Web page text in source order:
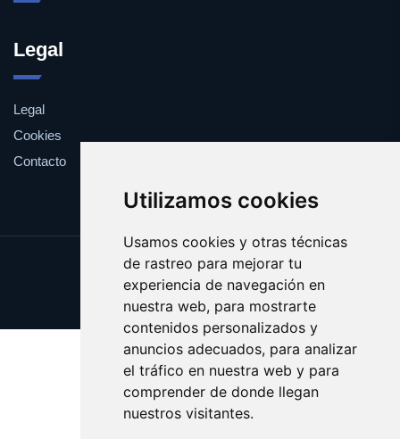
Utilizamos cookies
Usamos cookies y otras técnicas
de rastreo para mejorar tu
experiencia de navegación en
nuestra web, para mostrarte
contenidos personalizados y
anuncios adecuados, para analizar
el tráfico en nuestra web y para
comprender de donde llegan
nuestros visitantes.
Legal
Legal
Cookies
Contacto
Update cookies preferences
Copyright © 2025 yema.es